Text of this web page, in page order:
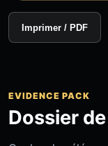
Imprimer / PDF
EVIDENCE PACK
Dossier